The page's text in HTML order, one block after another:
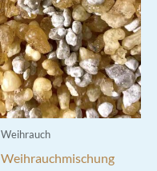
Weihrauch
Weihrauchmischung